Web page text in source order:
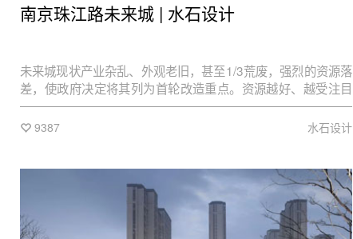
南京珠江路未来城 | 水石设计
未来城现状产业杂乱、外观老旧，甚至1/3荒废，强烈的资源落
差，使政府决定将其列为首轮改造重点。资源越好、越受注目
的项目，往往设计难度越高，高关注度下各方条件的谨慎权
衡，而改造项目因旧建筑条件的诸多不确定性，设计更需要精
9387 水石设计